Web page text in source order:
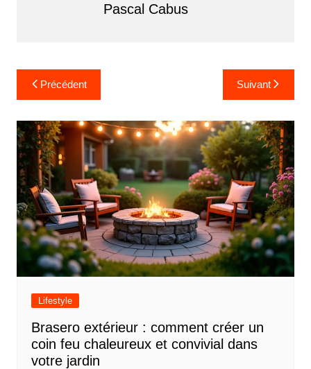
Pascal Cabus
a
v
i
g
a
t
i
o
n
Précédent Suivant
Lifestyle
Brasero extérieur : comment créer un
coin feu chaleureux et convivial dans
votre jardin